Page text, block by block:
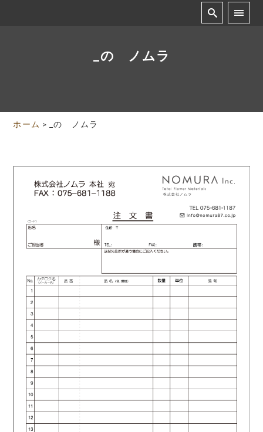
_の ノムラ
ホーム > _の ノムラ